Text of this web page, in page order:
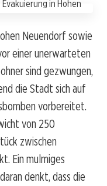
Neuendorf sowie
einer unerwarteten
sind gezwungen,
die Stadt sich auf
vorbereitet.
von 250
zwischen
Ein mulmiges
denkt, dass die